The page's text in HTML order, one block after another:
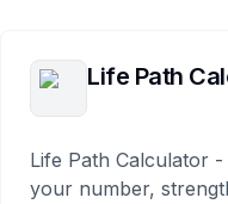
Life Path
Life Path Calculator
your number,